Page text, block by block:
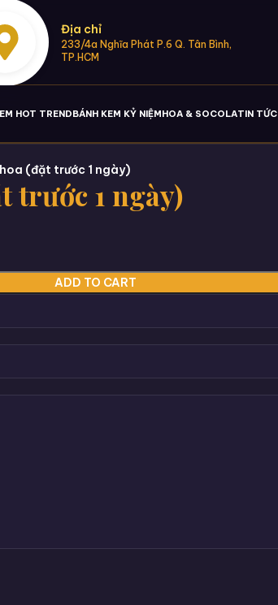
Địa chỉ
233/4a Nghĩa Phát P.6 Q. Tân Bình,
TP.HCM
HOT TRENDBÁNH KEM KỶ NIỆMHOA & SOCOLATIN TỨC
(đặt trước 1 ngày)
trước 1 ngày)
ADD TO CART